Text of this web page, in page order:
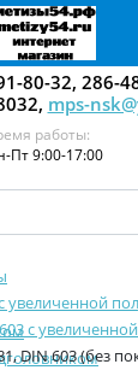
80-32, 286-
mps-
работы:
Пт 9:00-17:00
увеличенной
с
DIN 603 (без